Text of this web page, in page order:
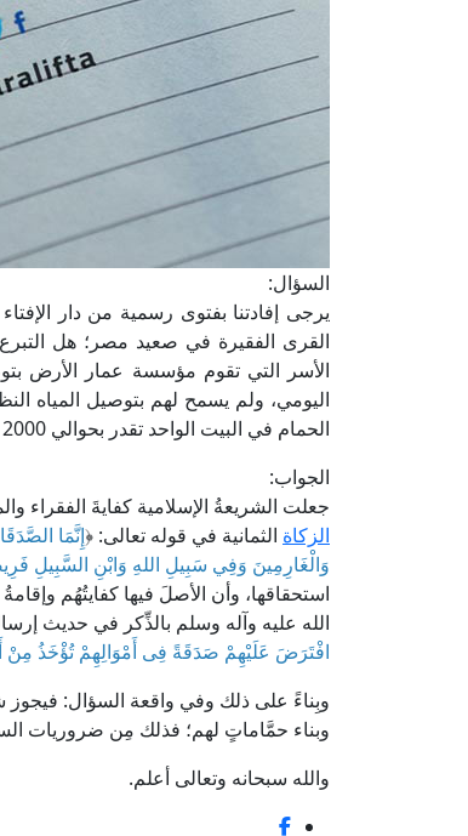
السؤال:
يرجى إفادتنا بفتوى رسمية من دار
القرى الفقيرة في صعيد مصر؛ هل
الأسر التي تقوم مؤسسة عمار الأرض
اليومي، ولم يسمح لهم بتوصيل المياه
الحمام في البيت الواحد تقدر بحوالي 2000 جنيه مصري للبيت الواحد، وجزاكم الله خيرًا.
الجواب:
جعلت الشريعةُ الإسلامية كفايةَ الفقراء
الزكاة الثمانية في قوله تعالى: ﴿إِنَّمَا
وَالْغَارِمِينَ وَفِي سَبِيلِ اللهِ وَابْنِ السَّبِيلِ
استحقاقها، وأن الأصلَ فيها كفايتُهُم
الله عليه وآله وسلم بالذِّكر في حديث
افْتَرَضَ عَلَيْهِمْ صَدَقَةً فِى أَمْوَالِهِمْ تُؤْخَذُ مِنْ
وبِناءً على ذلك وفي واقعة السؤال:
وبناء حمَّاماتٍ لهم؛ فذلك مِن ضروريات
والله سبحانه وتعالى أعلم.